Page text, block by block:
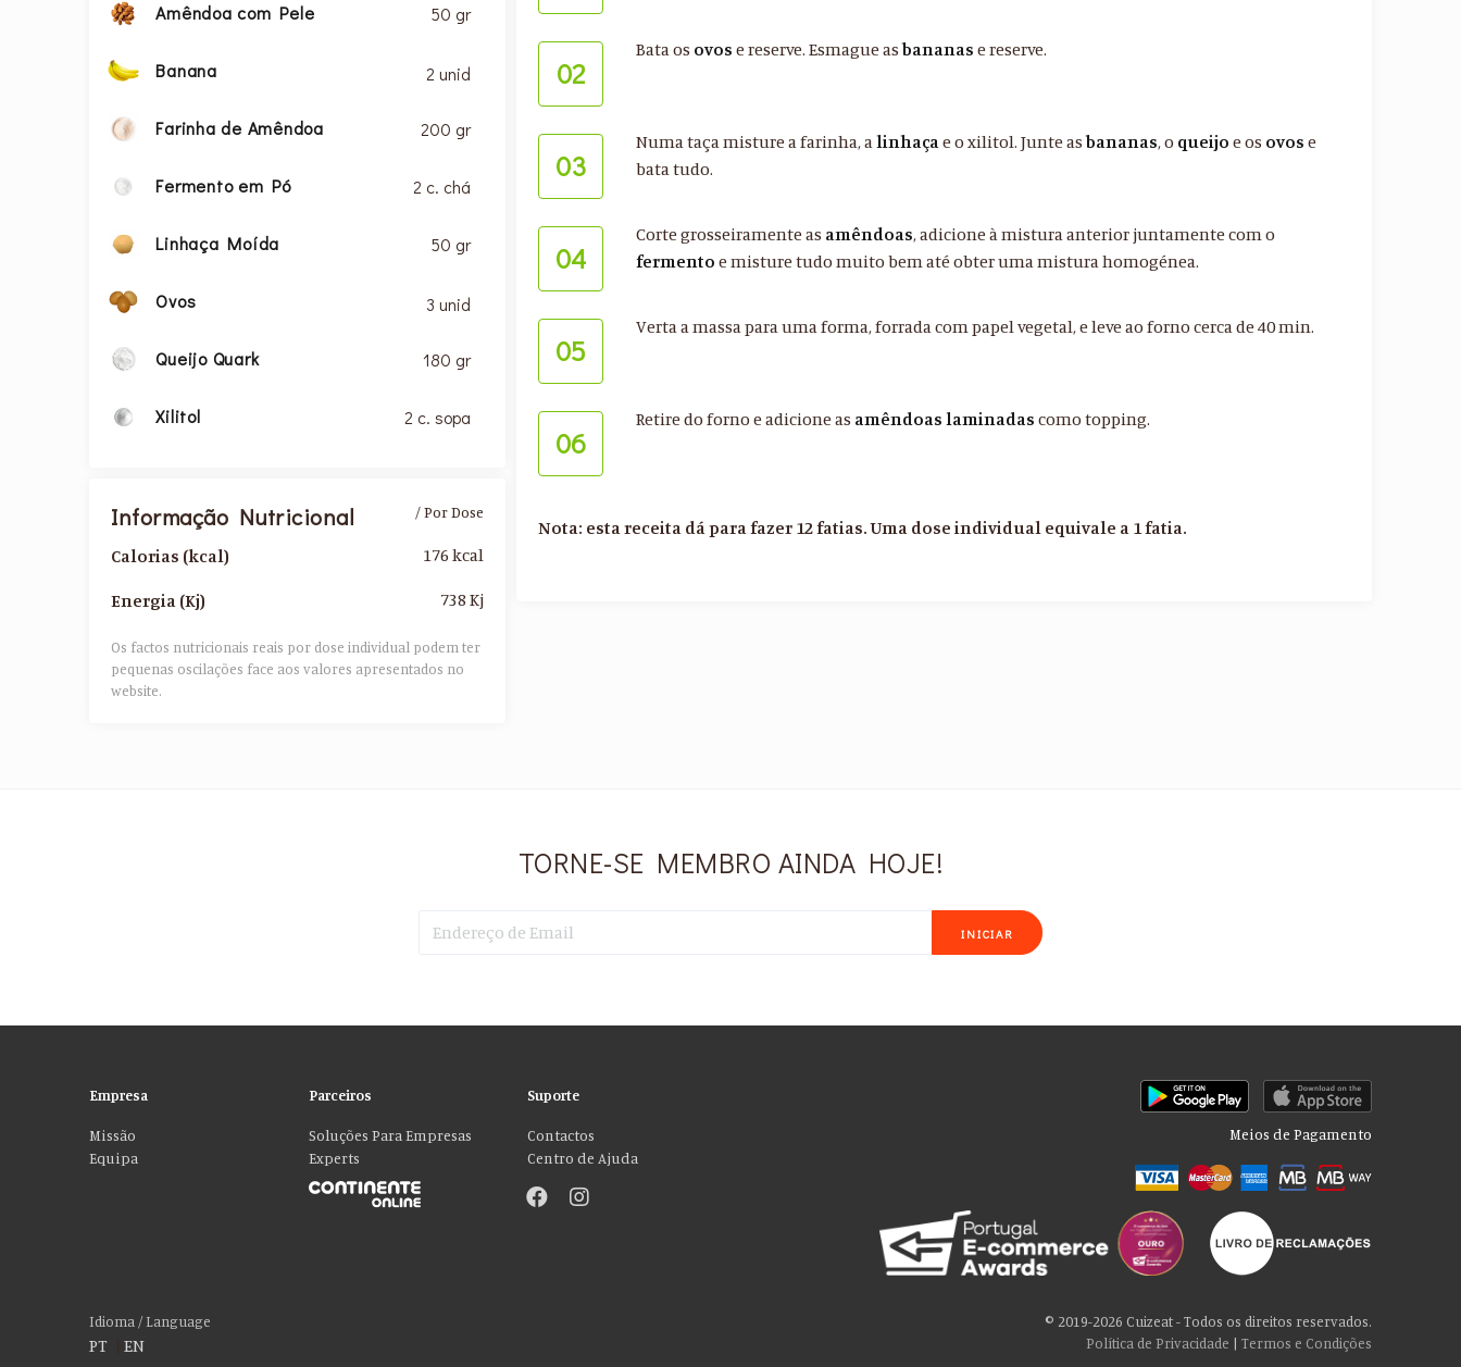
Amêndoa com Pele 50 gr
Banana 2 unid
Farinha de Amêndoa 200 gr
Fermento em Pó 2 c. chá
Linhaça Moída 50 gr
Ovos 3 unid
Queijo Quark 180 gr
Xilitol 2 c. sopa
Informação Nutricional
Calorias (kcal)
Energia (Kj)
/ Por Dose
176 kcal
738 Kj
Os factos nutricionais reais por dose individual podem ter
pequenas oscilações face aos valores apresentados no
website.​
02
Bata os ovos e reserve. Esmague asbananas e reserve.
03
Numa taça misture a farinha, alinhaça e o xilitol. Junte asbananas, o queijo e os ovos e
bata tudo.
04
Corte grosseiramente as amêndoas, adicione à mistura anterior juntamente com o
fermento e misture tudo muito bem até obter uma mistura homogénea.
05
Verta a massa para uma forma, forrada com papel vegetal, e leve ao forno cerca de 40 min.
06
Retire do forno e adicione as amêndoas laminadas como topping.
Nota: esta receita dá para fazer 12 fatias. Uma dose individual equivale a 1 fatia.
TORNE-SE MEMBRO AINDA HOJE!
INICIAR
Empresa
Missão
Equipa
Parceiros
Soluções Para Empresas
Experts
Suporte
Contactos
Centro de Ajuda
Meios de Pagamento
Idioma / Language
PT |EN
© 2019-2026 Cuizeat - Todos os direitos reservados.
Política de Privacidade | Termos e Condições